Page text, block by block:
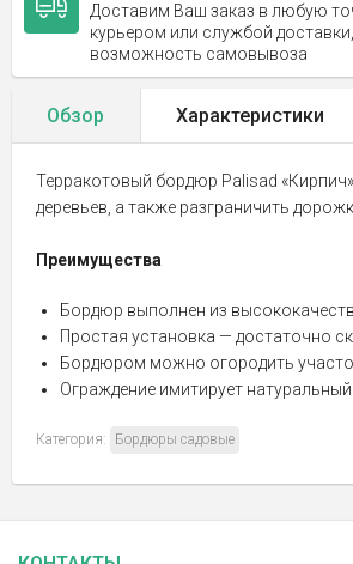
Доставим Ваш заказ в любую
курьером или службой
возможность самовывоза
Обзор Характеристики
Терракотовый бордюр Palisad
деревьев, а также разграничить
Преимущества
Бордюр выполнен из
Простая установка — достаточно
Бордюром можно огородить
Ограждение имитирует
Категория: Бордюры садовые